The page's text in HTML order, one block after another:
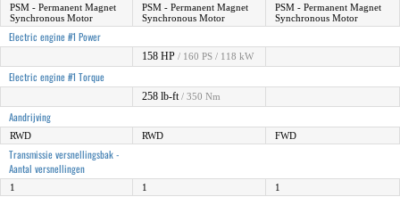
PSM - Permanent Magnet
Synchronous Motor
PSM - Permanent Magnet
Synchronous Motor
PSM - Permanent Magnet
Synchronous Motor
Electric engine #1 Power
158 HP / 160 PS / 118 kW
Electric engine #1 Torque
258 lb-ft / 350 Nm
Aandrijving
RWD RWD FWD
Transmissie versnellingsbak -
Aantal versnellingen
1 1 1